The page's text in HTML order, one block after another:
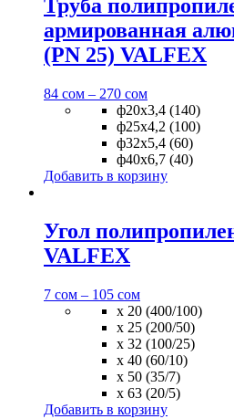
Труба
армированная
(PN 25) VALFEX
84 сом – 270 сом
ф20х3,4 (140)
ф25х4,2 (100)
ф32х5,4 (60)
ф40х6,7 (40)
Добавить в корзину
Угол
VALFEX
7 сом – 105 сом
х 20 (400/100)
х 25 (200/50)
х 32 (100/25)
х 40 (60/10)
х 50 (35/7)
х 63 (20/5)
Добавить в корзину